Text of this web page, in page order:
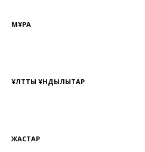
МҰРА
ҰЛТТЫҚ ҚҰНДЫЛЫҚТАР
ЖАСТАР